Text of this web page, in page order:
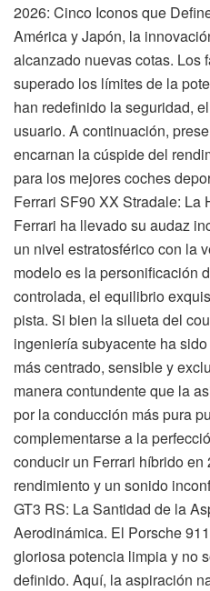
2026: Cinco Iconos que
América y Japón, la
alcanzado nuevas cotas. Los
superado los límites de la
han redefinido la seguridad,
usuario. A continuación,
encarnan la cúspide del
para los mejores coches
Ferrari SF90 XX Stradale: La
Ferrari ha llevado su audaz
un nivel estratosférico con la
modelo es la personificación
controlada, el equilibrio
pista. Si bien la silueta del
ingeniería subyacente ha
más centrado, sensible y
manera contundente que la
por la conducción más pura
complementarse a la
conducir un Ferrari híbrido
rendimiento y un sonido
GT3 RS: La Santidad de la
Aerodinámica. El Porsche
gloriosa potencia limpia y no
definido. Aquí, la aspiración